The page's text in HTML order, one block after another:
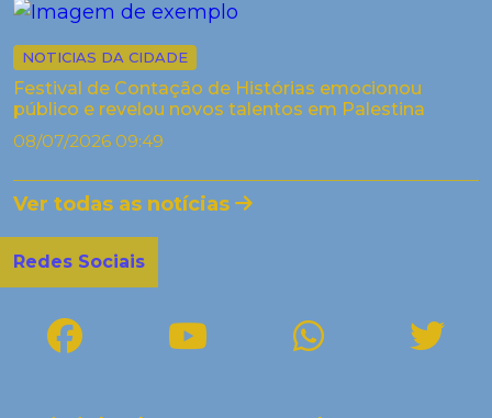
NOTICIAS DA CIDADE
Festival de Contação de Histórias emocionou
público e revelou novos talentos em Palestina
08/07/2026 09:49
Ver todas as notícias
Redes Sociais